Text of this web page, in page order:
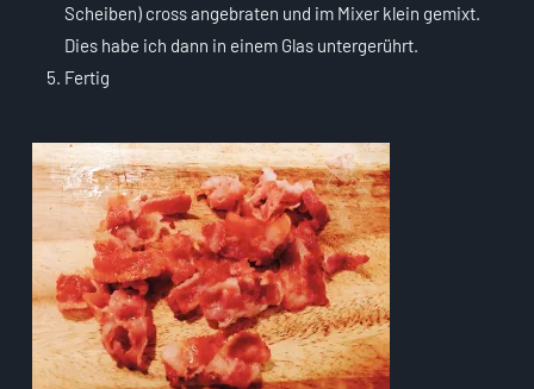
Scheiben) cross angebraten und im Mixer klein gemixt.
Dies habe ich dann in einem Glas untergerührt.
Fertig